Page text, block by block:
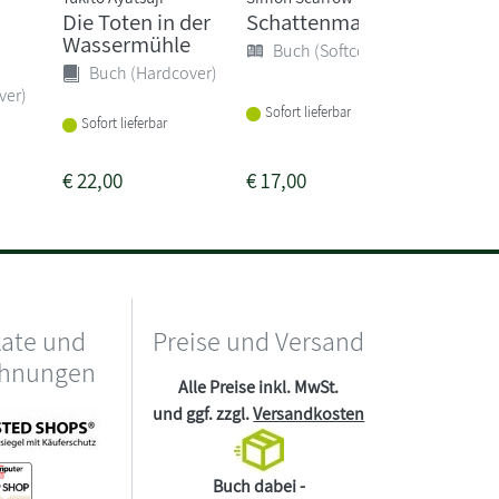
Die Toten in der
Wassermühle
Buch (Hardcover)
Sofort lieferbar
€22,00
Schattenmacht
Buch (Softcover)
Sofort lieferbar
€17,00
und
Preise und Versand
Alle Preise inkl. MwSt.
und ggf. zzgl.Versandkosten
Buch dabei -